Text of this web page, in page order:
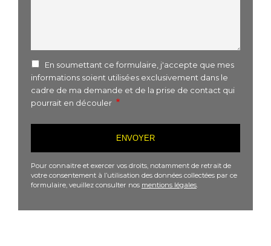
En soumettant ce formulaire, j'accepte que mes
informations soient utilisées exclusivement dans le
cadre de ma demande et de la prise de contact qui
pourrait en découler
Pour connaitre et exercer vos droits, notamment de retrait de
votre consentement à l’utilisation des données collectées par ce
formulaire, veuillez consulter nos mentions légales